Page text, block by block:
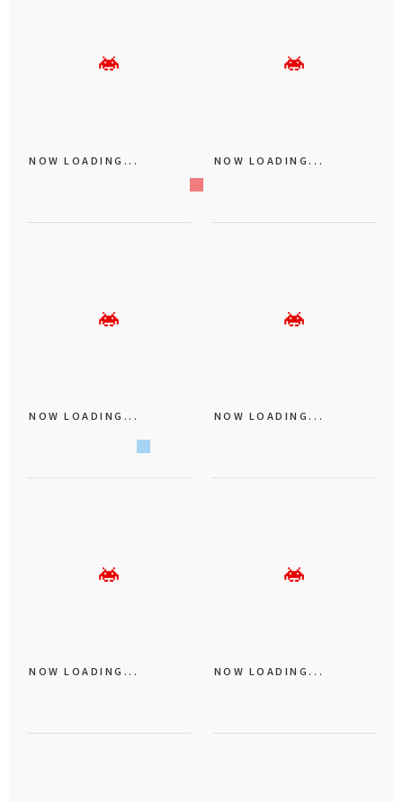
NOW LOADING... NOW LOADING...
NOW LOADING... NOW LOADING...
NOW LOADING... NOW LOADING...